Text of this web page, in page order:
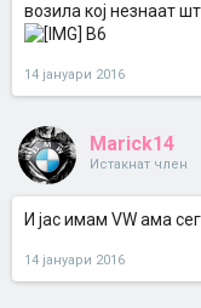
возила кој незнаат
B6
14 јануари 2016
Marick14
Истакнат член
И јас имам VW ама
14 јануари 2016